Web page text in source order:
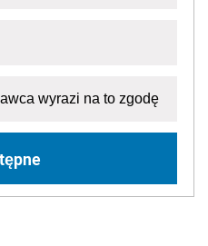
wyrazi na to zgodę